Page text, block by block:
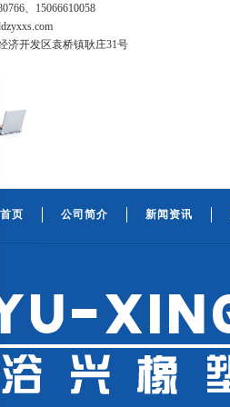
、15066610058
济开发区袁桥镇耿庄31号
页 公司简介 新闻资讯